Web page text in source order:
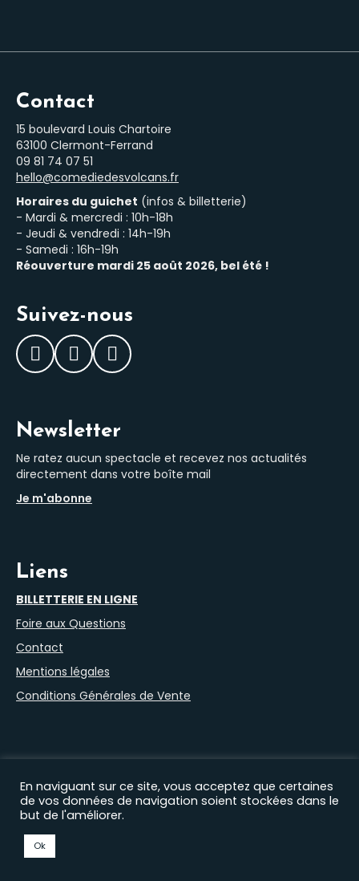
Contact
15 boulevard Louis Chartoire
63100 Clermont-Ferrand
‭09 81 74 07 51‬
hello@comediedesvolcans.fr
Horaires du guichet (infos & billetterie)
- Mardi & mercredi : 10h-18h
- Jeudi & vendredi : 14h-19h
- Samedi : 16h-19h
Réouverture mardi 25 août 2026, bel été !
Suivez-nous
Facebook
InstagramLinkedIn
Newsletter
Ne ratez aucun spectacle et recevez nos actualités
directement dans votre boîte mail
Je m'abonne
Liens
BILLETTERIE EN LIGNE
Foire aux Questions
Contact
Mentions légales
Conditions Générales de Vente
Nos autres sites :Filprod Productions
|Comédie Saint Roch
En naviguant sur ce site, vous acceptez que certaines
de vos données de navigation soient stockées dans le
but de l'améliorer.
Ok